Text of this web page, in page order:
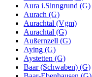
Aura i.Sinngrund (G)
Aurach (G)
Aurachtal (Vgm)
Aurachtal (G)
Außernzell (G)
Aying (G)
Aystetten (G)
Baar (Schwaben) (G)